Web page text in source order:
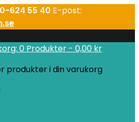
624 55 40 E-post:
0 Produkter - 0,00 kr
produkter i din varukorg